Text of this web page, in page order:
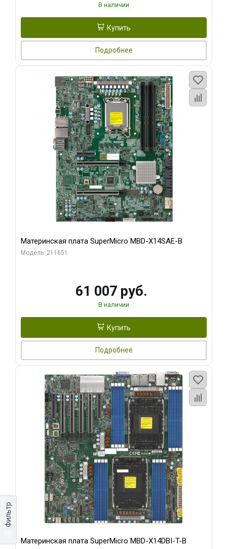
Фильтр
В наличии
Купить
Подробнее
Материнская плата SuperMicro MBD-X14SAE-B
Модель: 211651
61 007 руб.
В наличии
Купить
Подробнее
Материнская плата SuperMicro MBD-X14DBI-T-B